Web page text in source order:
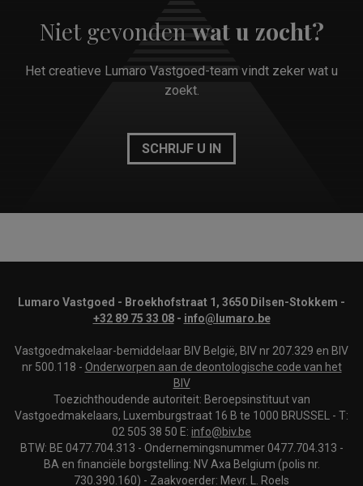
Niet gevondenwat u zocht?
Het creatieve Lumaro Vastgoed-team vindt zeker wat u
zoekt.
SCHRIJF U IN
Lumaro Vastgoed - Broekhofstraat 1, 3650 Dilsen-Stokkem -
+32 89 75 33 08- info@lumaro.be
Vastgoedmakelaar-bemiddelaar BIV België, BIV nr 207.329 en BIV
nr 500.118 - Onderworpen aan de deontologische code van het
BIV
Toezichthoudende autoriteit: Beroepsinstituut van
Vastgoedmakelaars, Luxemburgstraat 16 B te 1000 BRUSSEL - T:
02 505 38 50 E: info@biv.be
BTW: BE 0477.704.313 - Ondernemingsnummer 0477.704.313 -
BA en financiële borgstelling: NV Axa Belgium (polis nr.
730.390.160) - Zaakvoerder: Mevr. L. Roels